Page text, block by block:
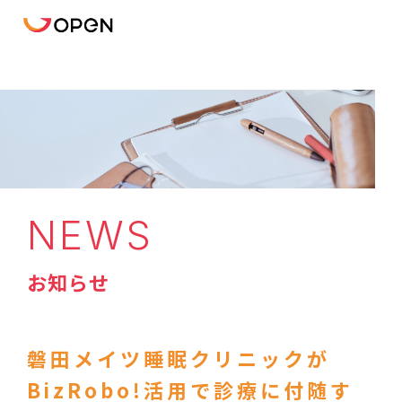
NEWS
お知らせ
磐田メイツ睡眠クリニックが
BizRobo!活用で診療に付随す